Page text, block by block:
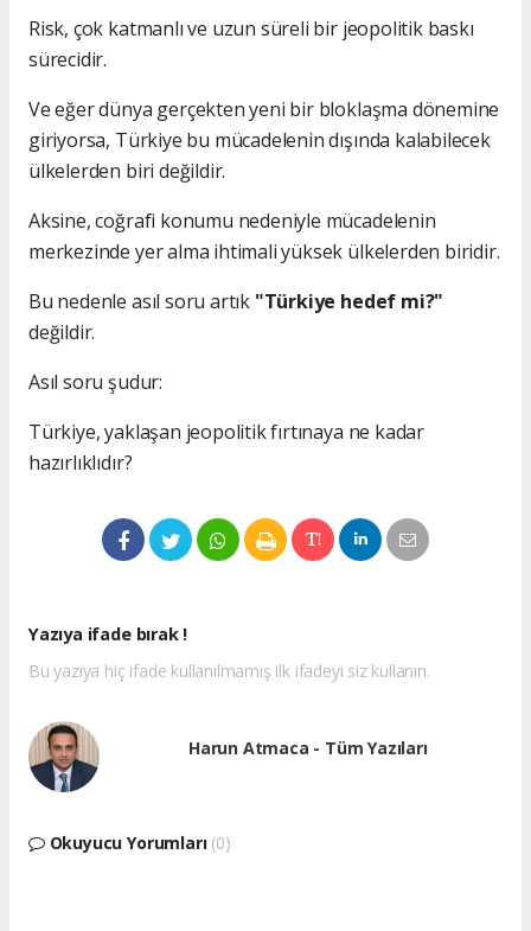
Risk, çok katmanlı ve uzun süreli bir jeopolitik baskı
sürecidir.
Ve eğer dünya gerçekten yeni bir bloklaşma dönemine
giriyorsa, Türkiye bu mücadelenin dışında kalabilecek
ülkelerden biri değildir.
Aksine, coğrafi konumu nedeniyle mücadelenin
merkezinde yer alma ihtimali yüksek ülkelerden biridir.
Bu nedenle asıl soru artık "Türkiye hedef mi?"
değildir.
Asıl soru şudur:
Türkiye, yaklaşan jeopolitik fırtınaya ne kadar
hazırlıklıdır?
Yazıya ifade bırak !
Bu yazıya hiç ifade kullanılmamış ilk ifadeyi siz kullanın.
Harun Atmaca - Tüm Yazıları
Okuyucu Yorumları (0)